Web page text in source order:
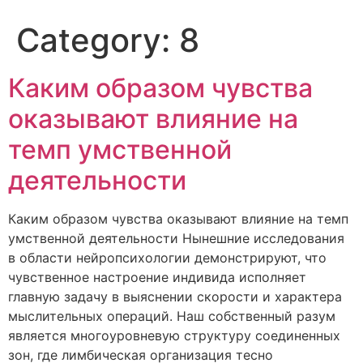
Category: 8
Каким образом чувства
оказывают влияние на
темп умственной
деятельности
Каким образом чувства оказывают влияние на темп
умственной деятельности Нынешние исследования
в области нейропсихологии демонстрируют, что
чувственное настроение индивида исполняет
главную задачу в выяснении скорости и характера
мыслительных операций. Наш собственный разум
является многоуровневую структуру соединенных
зон, где лимбическая организация тесно